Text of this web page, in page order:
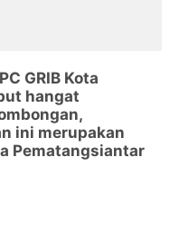
GRIB Kota
hangat
ini merupakan
Pematangsiantar